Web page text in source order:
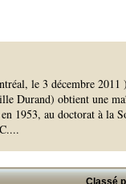
le 3 décembre 2011
Durand) obtient une
1953, au doctorat à la
...
Classé